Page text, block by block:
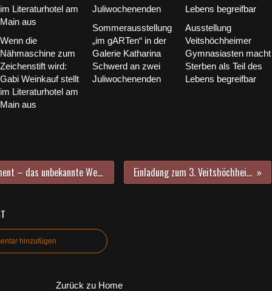
Wenn die
Nähmaschine zum
Zeichenstift wird:
Gabi Weinkauf stellt
im Literaturhotel am
Main aus
Sommerausstellung
„im gARTen“ in der
Galerie Katharina
Schwerd an zwei
Juliwochenenden
Ausstellung
Veitshöchheimer
Gymnasiasten macht
Sterben als Teil des
Lebens begreifbar
Unser Landesparlament – das unbekannte Wesen? - Podiumsgespräch am 5.3.2015 im Gymnasium Veitshöchheim Einladung zum 3. Veitshöchheimer Repair Café am 14. März 2015, 13 - 18 Uhr
hinzufügen
Zurück zu Home